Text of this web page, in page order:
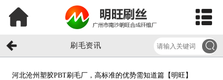
刷毛资讯
河北沧州塑胶PBT刷毛厂，高标准的优势需知道篇【明旺】​